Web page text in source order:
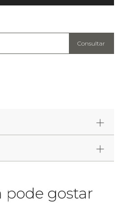
Consultar
pode gostar